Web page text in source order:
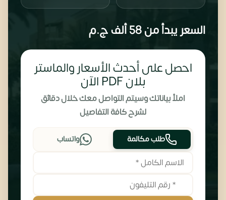
السعر يبدأ من58 ألف ج.م
احصل على أحدث الأسعار والماستر
بلان PDF الآن
املأ بياناتك وسيتم التواصل معك خلال دقائق
لشرح كافة التفاصيل
طلب مكالمة واتساب